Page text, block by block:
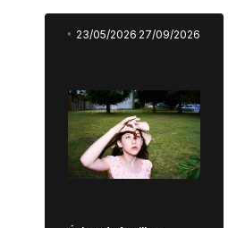
23/05/2026 27/09/2026